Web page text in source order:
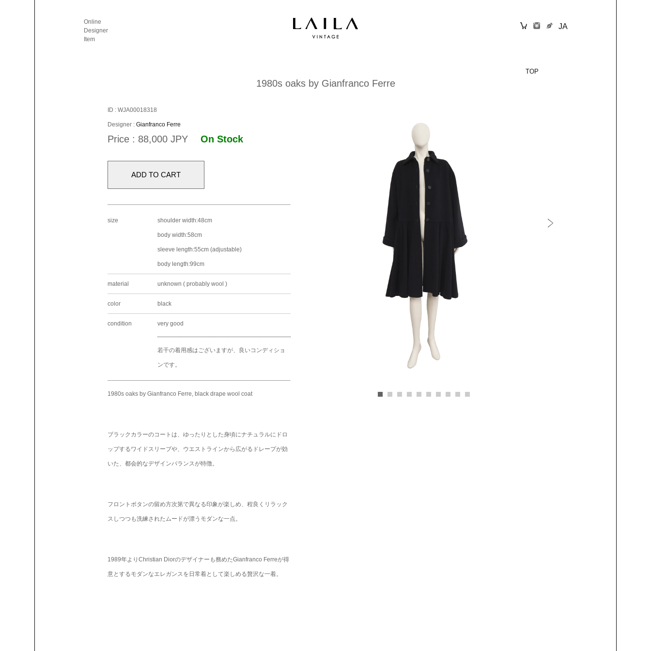
Online
Designer
Item
JA
TOP
1980s oaks by Gianfranco Ferre
ID : WJA00018318
Designer : Gianfranco Ferre
Price : 88,000 JPY On Stock
size shoulder width:48cm
body width:58cm
sleeve length:55cm (adjustable)
body length:99cm
material unknown ( probably wool )
color black
condition very good
若干の着用感はございますが、良いコンディショ
ンです。
1980s oaks by Gianfranco Ferre, black drape wool coat
ブラックカラーのコートは、ゆったりとした身頃にナチュラルにドロ
ップするワイドスリーブや、ウエストラインから広がるドレープが効
いた、都会的なデザインバランスが特徴。
フロントボタンの留め方次第で異なる印象が楽しめ、程良くリラック
スしつつも洗練されたムードが漂うモダンな一点。
1989年よりChristian Diorのデザイナーも務めたGianfranco Ferreが得
意とするモダンなエレガンスを日常着として楽しめる贅沢な一着。